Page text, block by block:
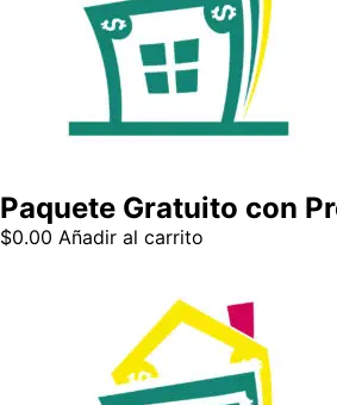
Paquete Gratuito con
$0.00 Añadir al carrito